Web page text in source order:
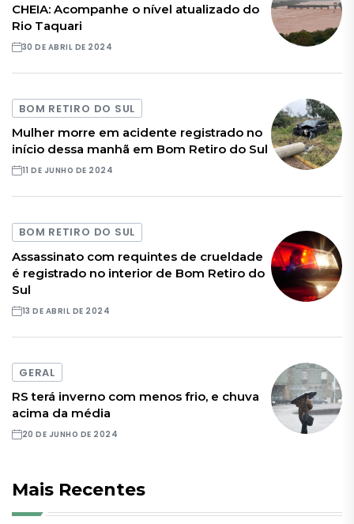
CHEIA: Acompanhe o nível atualizado do
Rio Taquari
30 DE ABRIL DE 2024
BOM RETIRO DO SUL
Mulher morre em acidente registrado no
início dessa manhã em Bom Retiro do Sul
11 DE JUNHO DE 2024
BOM RETIRO DO SUL
Assassinato com requintes de crueldade
é registrado no interior de Bom Retiro do
Sul
13 DE ABRIL DE 2024
GERAL
RS terá inverno com menos frio, e chuva
acima da média
20 DE JUNHO DE 2024
Mais Recentes